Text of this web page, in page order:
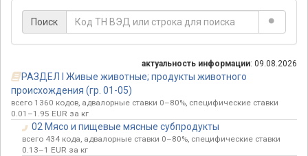
Поиск
актуальность информации: 09.08.2026
РАЗДЕЛ I Живые животные; продукты животного
происхождения (гр. 01-05)
всего 1360 кодов, адвалорные ставки 0–80%, специфические ставки
0.01–1.95 EUR за кг
02 Мясо и пищевые мясные субпродукты
всего 434 кода, адвалорные ставки 0–80%, специфические ставки
0.13–1 EUR за кг